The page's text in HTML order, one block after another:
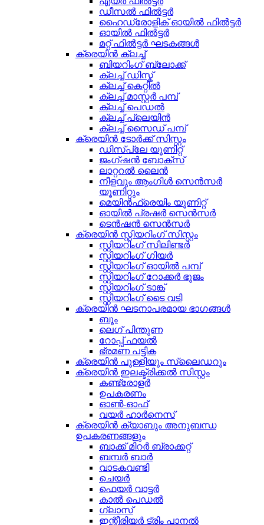
ഡീസൽ ഫിൽട്ടർ
ഹൈഡ്രോളിക് ഓയിൽ ഫിൽട്ടർ
ഓയിൽ ഫിൽട്ടർ
മറ്റ് ഫിൽട്ടർ ഘടകങ്ങൾ
ക്രെയിൻ ക്ലച്ച്
ബിയറിംഗ് ബ്ലോക്ക്
ക്ലച്ച് ഡിസ്ക്
ക്ലച്ച് കെറ്റിൽ
ക്ലച്ച് മാസ്റ്റർ പമ്പ്
ക്ലച്ച് പെഡൽ
ക്ലച്ച് പ്ലെയിൻ
ക്ലച്ച് സൈഡ് പമ്പ്
ക്രെയിൻ ടോർക്ക് സിസ്റ്റം
ഡിസ്പ്ലേ യൂണിറ്റ്
ജംഗ്ഷൻ ബോക്സ്
ലാറ്ററൽ ലൈൻ
നീളവും ആംഗിൾ സെൻസർ
യൂണിറ്റും
മെയിൻഫ്രെയിം യൂണിറ്റ്
ഓയിൽ പ്രഷർ സെൻസർ
ടെൻഷൻ സെൻസർ
ക്രെയിൻ സ്റ്റിയറിംഗ് സിസ്റ്റം
സ്റ്റിയറിംഗ് സിലിണ്ടർ
സ്റ്റിയറിംഗ് ഗിയർ
സ്റ്റിയറിംഗ് ഓയിൽ പമ്പ്
സ്റ്റിയറിംഗ് റോക്കർ ഭുജം
സ്റ്റിയറിംഗ് ടാങ്ക്
സ്റ്റിയറിംഗ് ടൈ വടി
ക്രെയിൻ ഘടനാപരമായ ഭാഗങ്ങൾ
ബൂം
ലെഗ് പിന്തുണ
റോപ്പ് ഫയൽ
ഭ്രമണ പട്ടിക
ക്രെയിൻ പുള്ളിയും സ്ലൈഡറും
ക്രെയിൻ ഇലക്ട്രിക്കൽ സിസ്റ്റം
കണ്ട്രോളർ
ഉപകരണം
ഓൺ-ഓഫ്
വയർ ഹാർനെസ്
ക്രെയിൻ ക്യാബും അനുബന്ധ
ഉപകരണങ്ങളും
ബാക്ക് മിറർ ബ്രാക്കറ്റ്
ബമ്പർ ബാർ
വാടകവണ്ടി
ചെയർ
ഫെയർ വാട്ടർ
കാൽ പെഡൽ
ഗ്ലാസ്
ഇന്റീരിയർ ട്രിം പാനൽ